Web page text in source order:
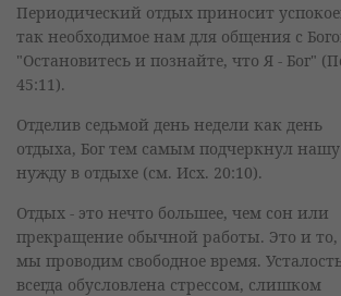
Периодический отдых приносит
так необходимое нам для общения с
"Остановитесь и познайте, что Я - Бог"
45:11).
Отделив седьмой день недели как день
отдыха, Бог тем самым подчеркнул нашу
нужду в отдыхе (см. Исх. 20:10).
Отдых - это нечто большее, чем сон или
прекращение обычной работы. Это и то,
мы проводим свободное время.
всегда обусловлена стрессом, слишком